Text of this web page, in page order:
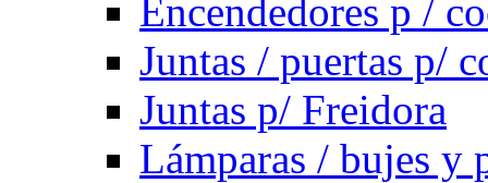
Encendedores p /
Juntas / puertas p/
Juntas p/ Freidora
Lámparas / bujes y